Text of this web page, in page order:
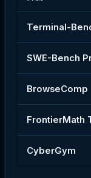
Terminal-
SWE-Bench
BrowseComp
FrontierMath
CyberGym